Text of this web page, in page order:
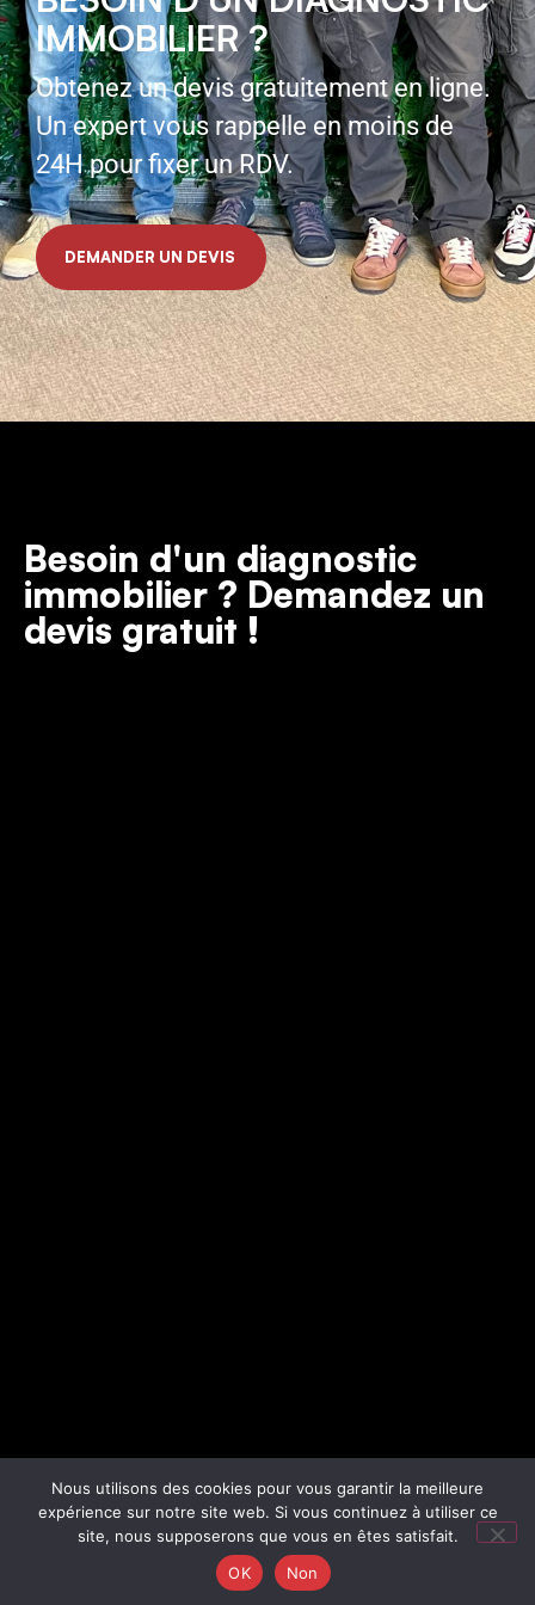
IMMOBILIER ?
Obtenez un devis gratuitement en ligne.
Un expert vous rappelle en moins de
24H pour fixer un RDV.
DEMANDER UN DEVIS
Besoin d'un diagnostic
immobilier ? Demandez un
devis gratuit !
Nous utilisons des cookies pour vous garantir la meilleure
expérience sur notre site web. Si vous continuez à utiliser ce
site, nous supposerons que vous en êtes satisfait.
OK
Non